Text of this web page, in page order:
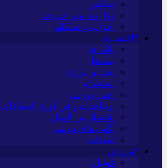
مجلس
وزارت امور خارجه
احزاب و تشکلها
*اقتصادی
بانک ها
بیمه‌ها
نفت و انرژی
استخدام
اخبار بورس
ارتباطات و فن آوری اطلاعات
اقتصاد بین الملل
آگهی های دولتی
تبلیغات
*ورزش
فوتبال